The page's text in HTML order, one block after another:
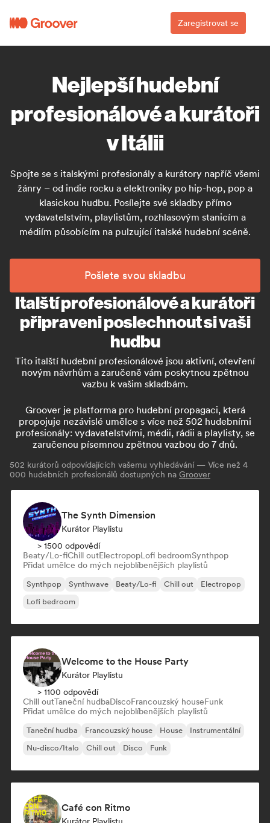
Zaregistrovat se
Nejlepší hudební
profesionálové a kurátoři
v Itálii
Spojte se s italskými profesionály a kurátory napříč všemi
žánry – od indie rocku a elektroniky po hip-hop, pop a
klasickou hudbu. Posílejte své skladby přímo
vydavatelstvím, playlistům, rozhlasovým stanicím a
médiím působícím na pulzující italské hudební scéně.
Pošlete svou skladbu
Italští profesionálové a kurátoři
připraveni poslechnout si vaši
hudbu
Tito italští hudební profesionálové jsou aktivní, otevření
novým návrhům a zaručeně vám poskytnou zpětnou
vazbu k vašim skladbám.
Groover je platforma pro hudební propagaci, která
propojuje nezávislé umělce s více než 502 hudebními
profesionály: vydavatelstvími, médii, rádii a playlisty, se
zaručenou písemnou zpětnou vazbou do 7 dnů.
502 kurátorů odpovídajících vašemu vyhledávání — Více než 4
000 hudebních profesionálů dostupných na Groover
The Synth Dimension
Kurátor Playlistu
> 1500 odpovědí
Beaty/Lo-fiChill outElectropopLofi bedroomSynthpop
Přidat umělce do mých nejoblíbenějších playlistů
Synthpop Synthwave Beaty/Lo-fi Chill out
Electropop
Lofi bedroom
Welcome to the House Party
Kurátor Playlistu
> 1100 odpovědí
Chill outTaneční hudbaDiscoFrancouzský houseFunk
Přidat umělce do mých nejoblíbenějších playlistů
Taneční hudba Francouzský house House
Instrumentální
Nu-disco/Italo
Chill out Disco Funk
Café con Ritmo